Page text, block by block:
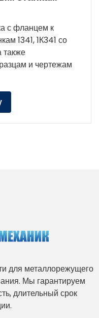
с фланцем к
1341, 1К341 со
также
и чертежам
для металлорежущего
Мы гарантируем
длительный срок